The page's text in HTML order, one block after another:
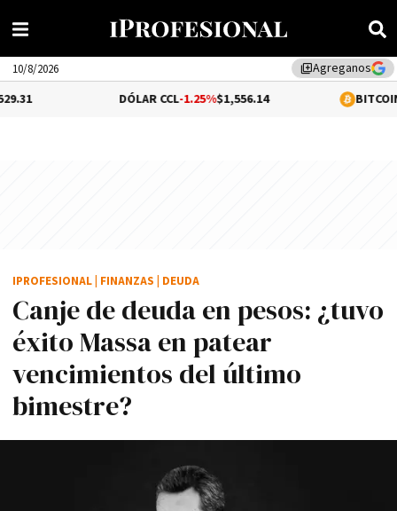
library_addAgreganos
10/8/2026
-1.25%$1,556.14 -0.02%
Canje de deuda en pesos: ¿tuvo
éxito Massa en patear
vencimientos del último
bimestre?
IPROFESIONAL FINANZAS DEUDA